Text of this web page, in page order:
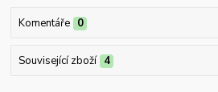
Komentáře 0
Související zboží 4